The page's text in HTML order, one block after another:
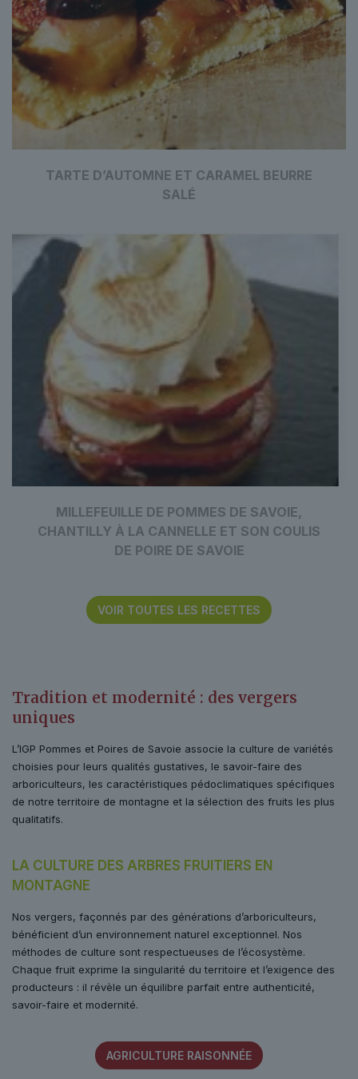
TARTE D’AUTOMNE ET CARAMEL BEURRE
SALÉ
MILLEFEUILLE DE POMMES DE SAVOIE,
CHANTILLY À LA CANNELLE ET SON COULIS
DE POIRE DE SAVOIE
VOIR TOUTES LES RECETTES
Tradition et modernité : des vergers
uniques
L’IGP Pommes et Poires de Savoie associe la culture de variétés
choisies pour leurs qualités gustatives, le savoir-faire des
arboriculteurs, les caractéristiques pédoclimatiques spécifiques
de notre territoire de montagne et la sélection des fruits les plus
qualitatifs.
LA CULTURE DES ARBRES FRUITIERS EN
MONTAGNE
Nos vergers, façonnés par des générations d’arboriculteurs,
bénéficient d’un environnement naturel exceptionnel. Nos
méthodes de culture sont respectueuses de l’écosystème.
Chaque fruit exprime la singularité du territoire et l’exigence des
producteurs : il révèle un équilibre parfait entre authenticité,
savoir-faire et modernité.
AGRICULTURE RAISONNÉE